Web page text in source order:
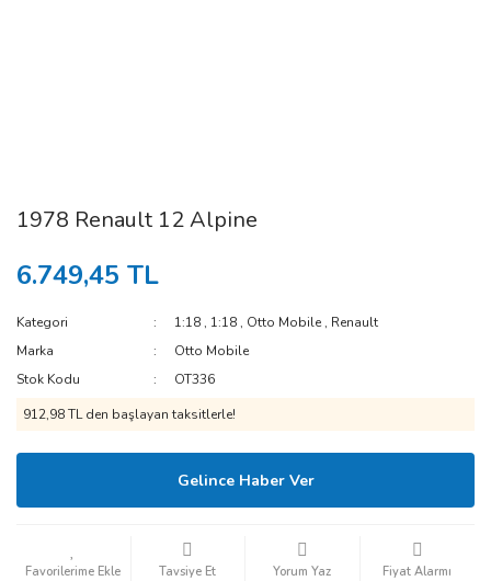
1978 Renault 12 Alpine
6.749,45 TL
Kategori 1:18 , 1:18 , Otto Mobile , Renault
Marka
Otto Mobile
Stok Kodu
OT336
912,98 TL den başlayan taksitlerle!
Gelince Haber Ver
Tavsiye Et Yorum Yaz Fiyat Alarmı